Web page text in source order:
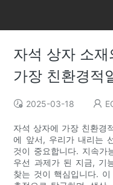
자석 상자 소
가장 친환경적
2025-03-18
자석 상자에 가장 친환경
에 앞서, 우리가 내리는
것이 중요합니다. 지속가
우선 과제가 된 지금, 기
찾는 것이 핵심입니다.